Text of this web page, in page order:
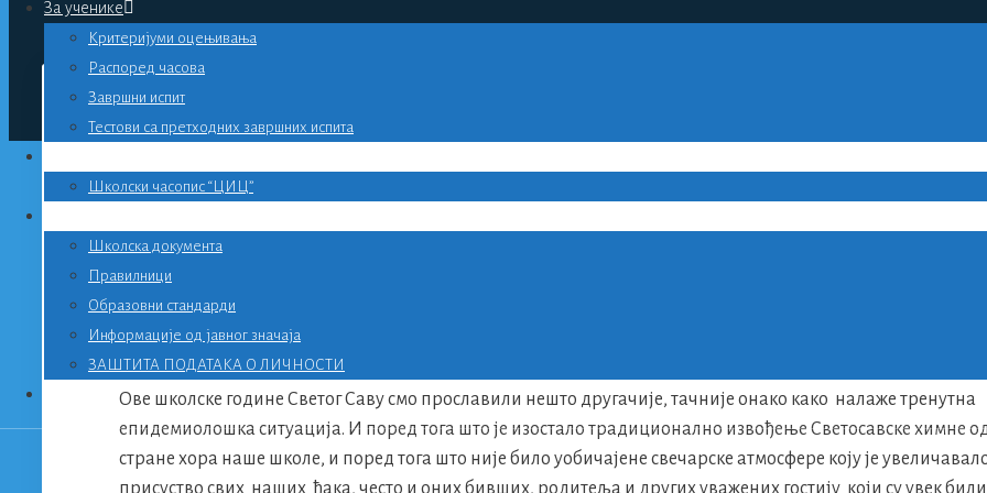
За ученике
Критеријуми оцењивања
Распоред часова
Завршни испит
Тестови са претходних завршних испита
Школски часопис “ЦИЦ”
Школска документа
Правилници
Образовни стандарди
Информације од јавног значаја
ЗАШТИТА ПОДАТАКА О ЛИЧНОСТИ
ШКОЛСКА СЛАВА – СВЕТИ САВА
Ове школске године Светог Саву смо прославили нешто другачије, тачније онако како налаже тренутна
епидемиолошка ситуација. И поред тога што је изостало традиционално извођење Светосавске химне
стране хора наше школе, и поред тога што није било уобичајене свечарске атмосфере коју је
присуство свих наших ђака, често и оних бивших, родитеља и других уважених гостију који су увек били